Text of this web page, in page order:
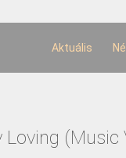
Aktuális
Loving (Music